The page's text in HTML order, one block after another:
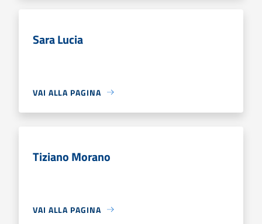
Sara Lucia
VAI ALLA PAGINA
Tiziano Morano
VAI ALLA PAGINA